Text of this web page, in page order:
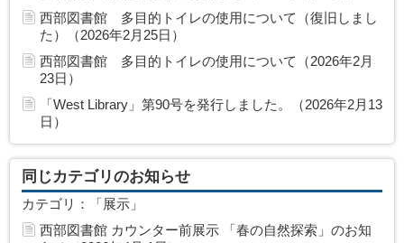
西部図書館 多目的トイレの使用について（復旧しまし
た）（2026年2月25日）
西部図書館 多目的トイレの使用について（2026年2月
23日）
「West Library」第90号を発行しました。（2026年2月13
日）
同じカテゴリのお知らせ
カテゴリ：「展示」
西部図書館 カウンター前展示 「春の自然探索」のお知